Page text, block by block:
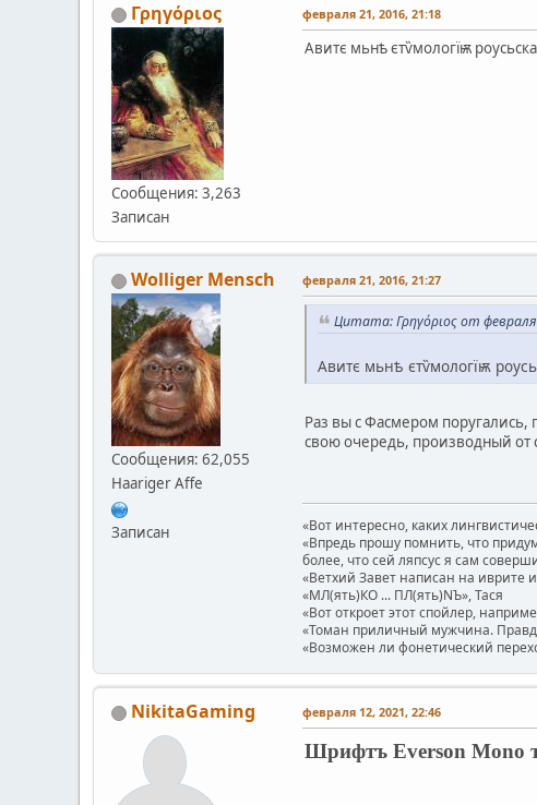
Γρηγόριος
Сообщения: 3,263
Записан
февраля 21, 2016, 21:18
Авитє мьнѣ єтѷмологїѭ
Wolliger Mensch
Сообщения: 62,055
Haariger Affe
Записан
февраля 21, 2016, 21:27
Цитата: Γρηγόριος от
Авитє мьнѣ єтѷмологїѭ
Раз вы с Фасмером поругались,
свою очередь, производный от
«Вот интересно, каких
«Впредь прошу помнить, что
более, что сей ляпсус я сам
«Ветхий Завет написан на иврите
«МЛ(ять)КО ... ПЛ(ять)NЪ», Тася
«Вот откроет этот спойлер,
«Томан приличный мужчина.
«Возможен ли фонетический
NikitaGaming февраля 12, 2021, 22:46
Шрифтъ Everson Mono